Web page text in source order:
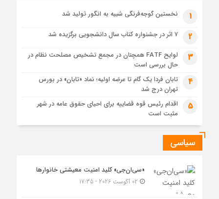
حل موانع صادرات برق
1 نخستین گوجه‌فرنگی شبیه به انگور تولید شد
2 ۷ اثر در جشنواره کتاب سال دانشجویی برگزیده شد
3
لوایح FATF همچنان در مجمع تشخیص مصلحت نظام در
حال بررسی است
4
تابان فردا یک گام تا عرضه اولیه؛ نماد «تابان» در بورس
تهران درج شد
5
اقدام رئیس قوه قضاییه برای احیای حقوق عامه در شهر
مثبت است
سیاسی
«سی‌ان‌جی» کلید امنیت معیشتی خانوارها